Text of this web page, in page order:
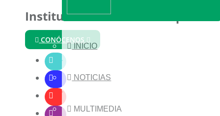
INICIO
NOTICIAS
MULTIMEDIA
Instituto Nacional de Parques
CONÓCENOS